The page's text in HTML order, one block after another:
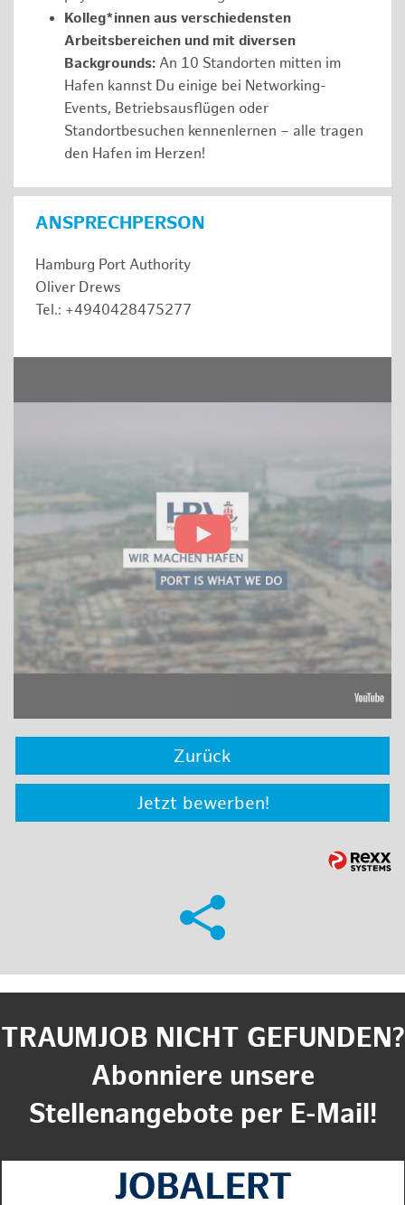
Kolleg*innen aus verschiedensten
Arbeitsbereichen und mit diversen
Backgrounds: An 10 Standorten mitten im
Hafen kannst Du einige bei Networking-
Events, Betriebsausflügen oder
Standortbesuchen kennenlernen – alle tragen
den Hafen im Herzen!
ANSPRECHPERSON
Hamburg Port Authority
Oliver Drews
Tel.: +4940428475277
Zurück
Jetzt bewerben!
TRAUMJOB NICHT GEFUNDEN?
Abonniere unsere
Stellenangebote per E-Mail!